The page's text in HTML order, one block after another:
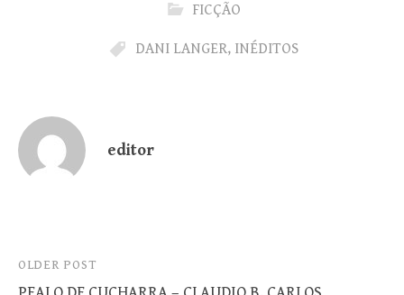
FICÇÃO
DANI LANGER, INÉDITOS
editor
Post
OLDER POST